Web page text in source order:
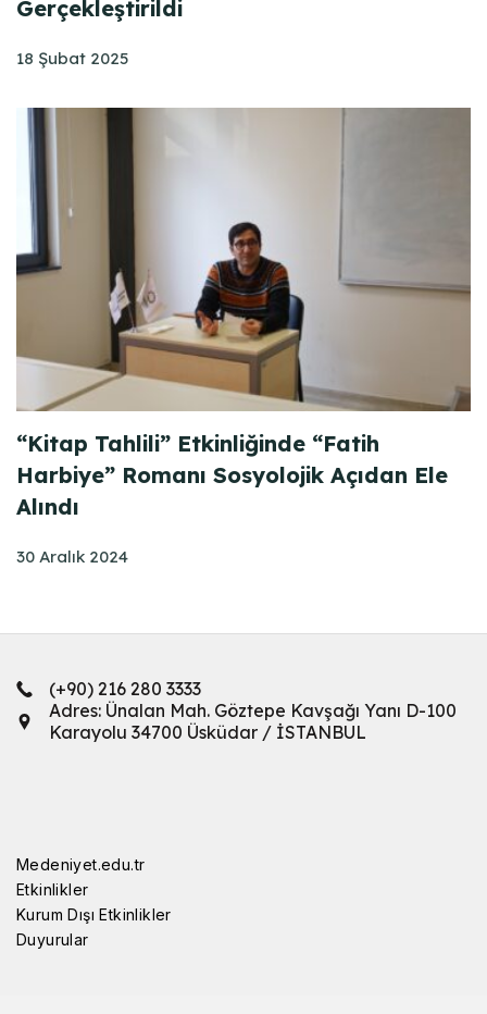
Gerçekleştirildi
18 Şubat 2025
“Kitap Tahlili” Etkinliğinde “Fatih
Harbiye” Romanı Sosyolojik Açıdan Ele
Alındı
30 Aralık 2024
(+90) 216 280 3333
Adres: Ünalan Mah. Göztepe Kavşağı Yanı D-100
Karayolu 34700 Üsküdar / İSTANBUL
Medeniyet.edu.tr
Etkinlikler
Kurum Dışı Etkinlikler
Duyurular